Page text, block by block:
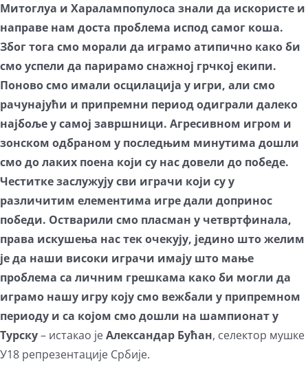
Митоглуа и Харалампопулоса знали да искористе и
направе нам доста проблема испод самог коша.
Због тога смо морали да играмо атипично како би
смо успели да парирамо снажној грчкој екипи.
Поново смо имали осцилација у игри, али смо
рачунајући и припремни период одиграли далеко
најбоље у самој завршници. Агресивном игром и
зонском одбраном у последњим минутима дошли
смо до лаких поена који су нас довели до победе.
Честитке заслужују сви играчи који су у
различитим елементима игре дали допринос
победи. Остварили смо пласман у четвртфинала,
права искушења нас тек очекују, једино што желим
је да наши високи играчи имају што мање
проблема са личним грешкама како би могли да
играмо нашу игру коју смо вежбали у припремном
периоду и са којом смо дошли на шампионат у
Турску– истакао јеАлександар Бућан, селектор мушке
У18 репрезентације Србије.